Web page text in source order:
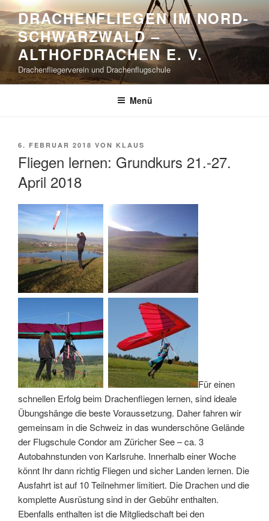
Zum
Inhalt
springen
DRACHENFLIEGEN IM NORD-
SCHWARZWALD –
ALTHOFDRACHEN E. V.
Drachenfliegerverein und Drachenflugschule
Menü
VERÖFFENTLICHT
6. FEBRUAR 2018 VON KLAUS
Fliegen lernen: Grundkurs 21.-27.
April 2018
Für einen
schnellen Erfolg beim Drachenfliegen lernen, sind ideale
Übungshänge die beste Voraussetzung. Daher fahren wir
gemeinsam in die Schweiz in das wunderschöne Gelände
der Flugschule Condor am Züricher See – ca. 3
Autobahnstunden von Karlsruhe. Innerhalb einer Woche
könnt Ihr dann richtig Fliegen und sicher Landen lernen. Die
Ausfahrt ist auf 10 Teilnehmer limitiert. Die Drachen und die
komplette Ausrüstung sind in der Gebühr enthalten.
Ebenfalls enthalten ist die Mitgliedschaft bei den